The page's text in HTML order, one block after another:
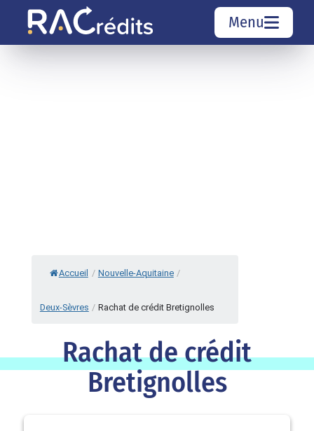
Menu
Accueil / Nouvelle-Aquitaine /
Deux-Sèvres / Rachat de crédit Bretignolles
Rachat de crédit
Bretignolles